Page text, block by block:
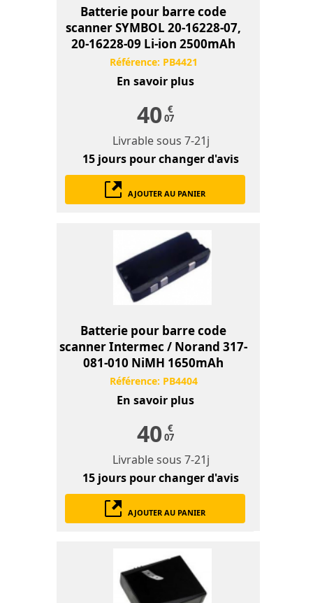
Batterie pour barre code
scanner SYMBOL 20-16228-07,
20-16228-09 Li-ion 2500mAh
Référence: PB4421
En savoir plus
40 €
07
Livrable sous 7-21j
15 jours pour changer d'avis
AJOUTER AU PANIER
Batterie pour barre code
scanner Intermec / Norand 317-
081-010 NiMH 1650mAh
Référence: PB4404
En savoir plus
40 €
07
Livrable sous 7-21j
15 jours pour changer d'avis
AJOUTER AU PANIER